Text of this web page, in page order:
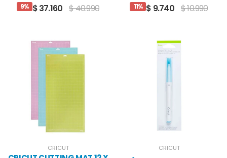
9% $ 37.160 $ 40.990 11% $ 9.740 $ 10.990
CRICUT CRICUT